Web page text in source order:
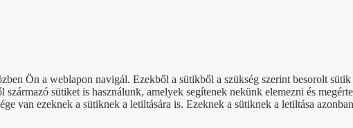
Ön a weblapon navigál. Ezekből a sütikből a szükség szerint besorolt
sütiket is használunk, amelyek segítenek nekünk elemezni és
van ezeknek a sütiknek a letiltására is. Ezeknek a sütiknek a letiltása